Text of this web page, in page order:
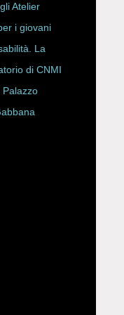
Atelier
i giovani
La
di CNMI
Palazzo